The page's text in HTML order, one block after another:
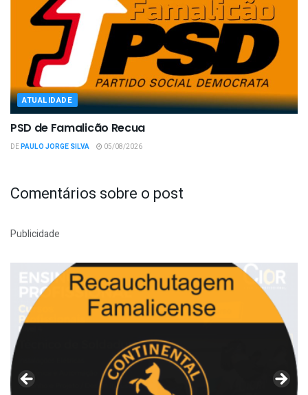
ATUALIDADE
PSD de Famalicão Recua
DEPAULO JORGE SILVA 05/08/2026
Comentários sobre o post
Publicidade